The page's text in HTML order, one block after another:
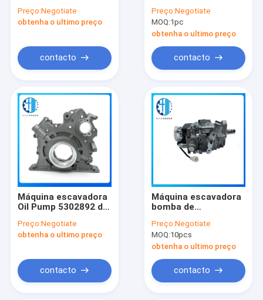
cabe os motores de
3TNV82 3TNE82
Preço:Negotiate
obtenha o ultimo preço
contacto
para Isuzu Engine
3LD1 3LD2 4LB1
4LC1
Preço:Negotiate
MOQ:1pc
obtenha o ultimo preço
contacto
Máquina escavadora
Oil Pump 5302892 do
apropriado para a
máquina escavadora
Lovol
Preço:Negotiate
obtenha o ultimo preço
contacto
Máquina escavadora
bomba de
da empilhadeira
VE4/10F1300RND569
1DZ de Fuel Pump de
Toyota 1DZ
Preço:Negotiate
MOQ:10pcs
obtenha o ultimo preço
contacto